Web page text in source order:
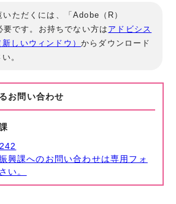
ただくには、「Adobe（R）
です。お持ちでない方は アドビシス
しいウィンドウ）からダウンロード
。
お問い合わせ
興課へのお問い合わせは専用フォ
い。